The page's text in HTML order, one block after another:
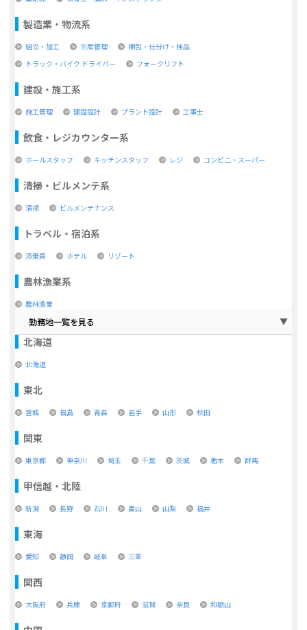
製造業・物流系
組立・加工 生産管理
梱包・仕分け・検品
トラック・バイク ドライバー
フォークリフト
建設・施工系
施工管理 建設設計 プラント設計 工事士
飲食・レジカウンター系
ホールスタッフ キッチンスタッフ レジ コンビ二・スーパー
清掃・ビルメンテ系
清掃 ビルメンテナンス
トラベル・宿泊系
添乗員 ホテル リゾート
農林漁業系
農林漁業
勤務地一覧を見る
北海道
北海道
東北
宮城 福島 青森 岩手 山形 秋田
関東
東京都 神奈川 埼玉 千葉 茨城 栃木 群馬
甲信越・北陸
新潟 長野 石川 富山 山梨 福井
東海
愛知 静岡 岐阜 三重
関西
大阪府 兵庫 京都府 滋賀 奈良 和歌山